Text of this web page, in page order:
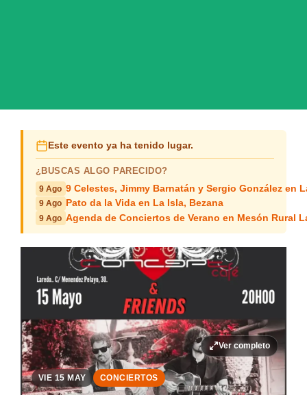
Este evento ya ha tenido lugar.
¿BUSCAS ALGO PARECIDO?
9 Ago 9 Celestes, Jimmy Barnatán y Sergio González en
9 Ago Pato da la Vida en La Isla, Bezana
9 Ago Agenda de Conciertos de Verano en Mesón Rural
Ver completo
VIE 15 MAY CONCIERTOS